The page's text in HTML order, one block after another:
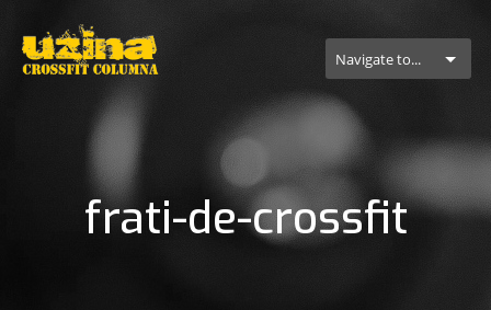
Navigate to...
frati-de-crossfit